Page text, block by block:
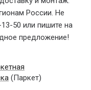
России. Не
50 или пишите на
предложение!
(Паркет)